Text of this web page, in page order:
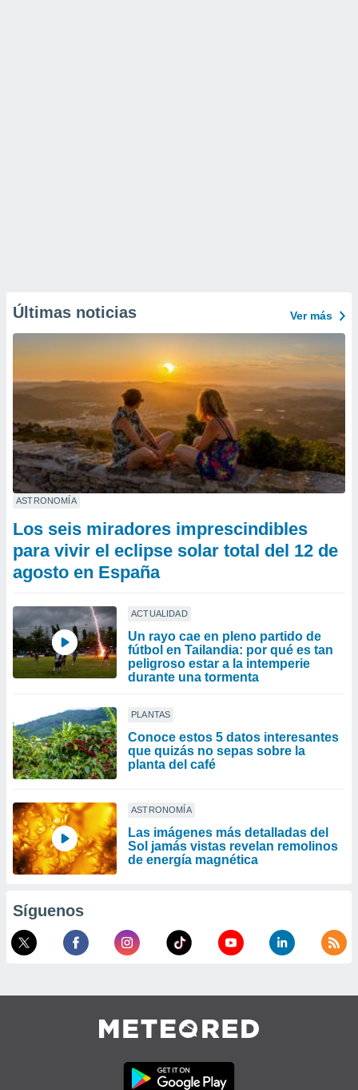
Últimas noticias Ver más
ASTRONOMÍA
Los seis miradores imprescindibles
para vivir el eclipse solar total del 12 de
agosto en España
ACTUALIDAD
Un rayo cae en pleno partido de
fútbol en Tailandia: por qué es tan
peligroso estar a la intemperie
durante una tormenta
PLANTAS
Conoce estos 5 datos interesantes
que quizás no sepas sobre la
planta del café
ASTRONOMÍA
Las imágenes más detalladas del
Sol jamás vistas revelan remolinos
de energía magnética
Síguenos